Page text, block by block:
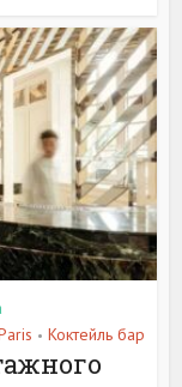
• Коктейль бар